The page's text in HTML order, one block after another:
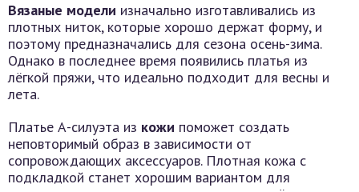
Вязаные модели изначально изготавливались из
плотных ниток, которые хорошо держат форму, и
поэтому предназначались для сезона осень-зима.
Однако в последнее время появились платья из
лёгкой пряжи, что идеально подходит для весны и
лета.
Платье А-силуэта из кожи поможет создать
неповторимый образ в зависимости от
сопровождающих аксессуаров. Плотная кожа с
подкладкой станет хорошим вариантом для